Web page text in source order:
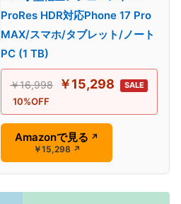
ProRes HDR対応Phone 17 Pro
MAX/スマホ/タブレット/ノート
PC (1 TB)
￥16,998 ￥15,298 SALE
10%OFF
Amazonで見る ↗
￥15,298 ↗